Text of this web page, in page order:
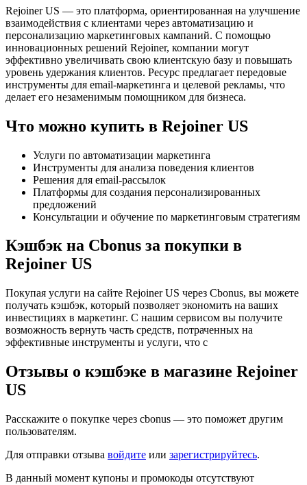
Rejoiner US — это платформа, ориентированная на улучшение
взаимодействия с клиентами через автоматизацию и
персонализацию маркетинговых кампаний. С помощью
инновационных решений Rejoiner, компании могут
эффективно увеличивать свою клиентскую базу и повышать
уровень удержания клиентов. Ресурс предлагает передовые
инструменты для email-маркетинга и целевой рекламы, что
делает его незаменимым помощником для бизнеса.
Что можно купить в Rejoiner US
Услуги по автоматизации маркетинга
Инструменты для анализа поведения клиентов
Решения для email-рассылок
Платформы для создания персонализированных
предложений
Консультации и обучение по маркетинговым стратегиям
Кэшбэк на Cbonus за покупки в
Rejoiner US
Покупая услуги на сайте Rejoiner US через Cbonus, вы можете
получать кэшбэк, который позволяет экономить на ваших
инвестициях в маркетинг. С нашим сервисом вы получите
возможность вернуть часть средств, потраченных на
эффективные инструменты и услуги, что с
Отзывы о кэшбэке в магазине Rejoiner
US
Расскажите о покупке через cbonus — это поможет другим
пользователям.
Для отправки отзыва войдите или зарегистрируйтесь.
В данный момент купоны и промокоды отсутствуют